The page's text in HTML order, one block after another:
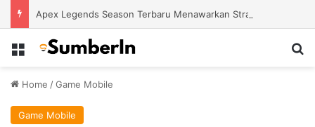
Menu
Home /Game Mobile
Game Mobile